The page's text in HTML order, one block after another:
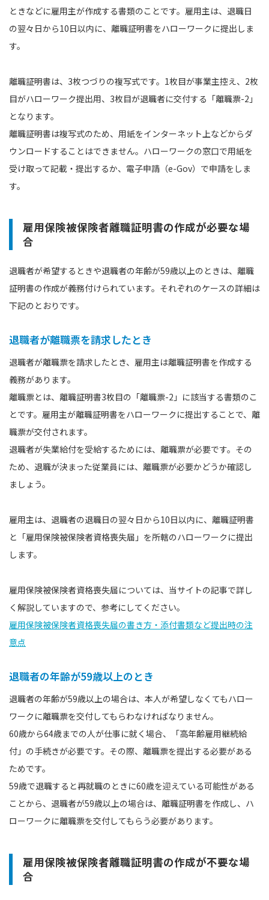
ときなどに雇用主が作成する書類のことです。雇用主は、退職日
の翌々日から10日以内に、離職証明書をハローワークに提出しま
す。
離職証明書は、3枚つづりの複写式です。1枚目が事業主控え、2枚
目がハローワーク提出用、3枚目が退職者に交付する「離職票-2」
となります。
離職証明書は複写式のため、用紙をインターネット上などからダ
ウンロードすることはできません。ハローワークの窓口で用紙を
受け取って記載・提出するか、電子申請（e-Gov）で申請をしま
す。
雇用保険被保険者離職証明書の作成が必要な場
合
退職者が希望するときや退職者の年齢が59歳以上のときは、離職
証明書の作成が義務付けられています。それぞれのケースの詳細は
下記のとおりです。
退職者が離職票を請求したとき
退職者が離職票を請求したとき、雇用主は離職証明書を作成する
義務があります。
離職票とは、離職証明書3枚目の「離職票-2」に該当する書類のこ
とです。雇用主が離職証明書をハローワークに提出することで、離
職票が交付されます。
退職者が失業給付を受給するためには、離職票が必要です。その
ため、退職が決まった従業員には、離職票が必要かどうか確認し
ましょう。
雇用主は、退職者の退職日の翌々日から10日以内に、離職証明書
と「雇用保険被保険者資格喪失届」を所轄のハローワークに提出
します。
雇用保険被保険者資格喪失届については、当サイトの記事で詳し
く解説していますので、参考にしてください。
雇用保険被保険者資格喪失届の書き方・添付書類など提出時の注
意点
退職者の年齢が59歳以上のとき
退職者の年齢が59歳以上の場合は、本人が希望しなくてもハロー
ワークに離職票を交付してもらわなければなりません。
60歳から64歳までの人が仕事に就く場合、「高年齢雇用継続給
付」の手続きが必要です。その際、離職票を提出する必要がある
ためです。
59歳で退職すると再就職のときに60歳を迎えている可能性がある
ことから、退職者が59歳以上の場合は、離職証明書を作成し、ハ
ローワークに離職票を交付してもらう必要があります。
雇用保険被保険者離職証明書の作成が不要な場
合